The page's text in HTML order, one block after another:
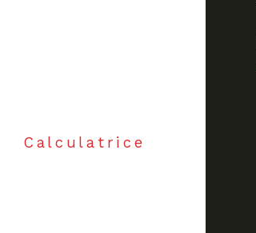
Calculatrice